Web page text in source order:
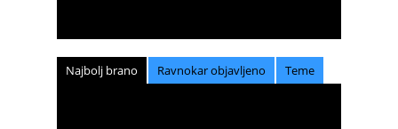
Najbolj brano Ravnokar objavljeno Teme